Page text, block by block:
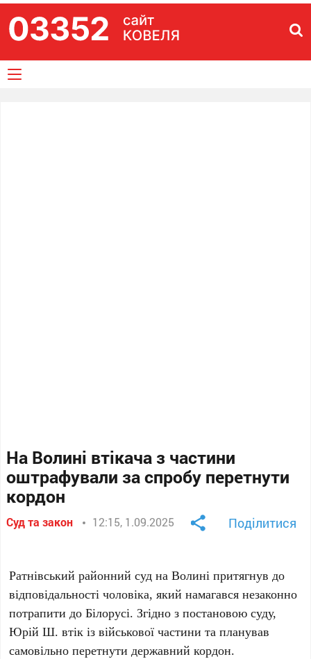
На Волині втікача з частини
оштрафували за спробу перетнути
кордон
Суд та закон 12:15, 1.09.2025 Поділитися
Ратнівський районний суд на Волині притягнув до
відповідальності чоловіка, який намагався незаконно
потрапити до Білорусі. Згідно з постановою суду,
Юрій Ш. втік із військової частини та планував
самовільно перетнути державний кордон.